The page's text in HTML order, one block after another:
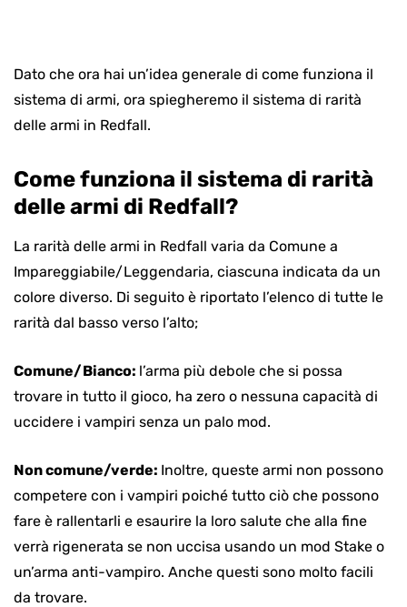
Dato che ora hai un’idea generale di come funziona il
sistema di armi, ora spiegheremo il sistema di rarità
delle armi in Redfall.
Come funziona il sistema di rarità
delle armi di Redfall?
La rarità delle armi in Redfall varia da Comune a
Impareggiabile/Leggendaria, ciascuna indicata da un
colore diverso. Di seguito è riportato l’elenco di tutte le
rarità dal basso verso l’alto;
Comune/Bianco: l’arma più debole che si possa
trovare in tutto il gioco, ha zero o nessuna capacità di
uccidere i vampiri senza un palo mod.
Non comune/verde: Inoltre, queste armi non possono
competere con i vampiri poiché tutto ciò che possono
fare è rallentarli e esaurire la loro salute che alla fine
verrà rigenerata se non uccisa usando un mod Stake o
un’arma anti-vampiro. Anche questi sono molto facili
da trovare.